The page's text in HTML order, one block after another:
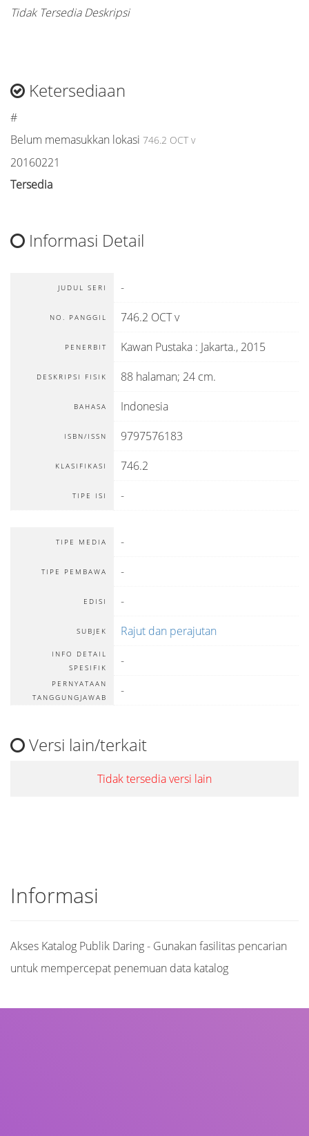
Tidak Tersedia Deskripsi
Ketersediaan
#
Belum memasukkan lokasi 746.2 OCT v
20160221
Tersedia
Informasi Detail
JUDUL SERI -
NO. PANGGIL 746.2 OCT v
PENERBIT Kawan Pustaka : Jakarta., 2015
DESKRIPSI FISIK 88 halaman; 24 cm.
BAHASA Indonesia
ISBN/ISSN 9797576183
KLASIFIKASI 746.2
TIPE ISI -
TIPE MEDIA -
TIPE PEMBAWA -
EDISI -
SUBJEK Rajut dan perajutan
INFO DETAIL
SPESIFIK
-
PERNYATAAN
TANGGUNGJAWAB
-
Versi lain/terkait
Tidak tersedia versi lain
Informasi
Akses Katalog Publik Daring - Gunakan fasilitas pencarian
untuk mempercepat penemuan data katalog